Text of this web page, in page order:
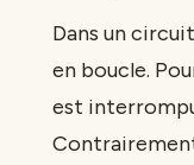
Dans un
en boucle.
est